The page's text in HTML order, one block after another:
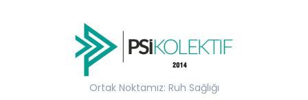
Ortak Noktamız: Ruh Sağlığı